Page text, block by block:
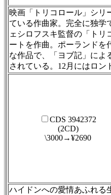
映画「トリコロール」シリ
ている作曲家。完全に独
ェシロフスキ監督の「トリ
ートを作曲。ポーランド
な作品で、「ヨブ記」によ
されている。12月にはロン
CDS 3942372
(2CD)
\3000→¥2690
ハイドンへの愛情あふれる